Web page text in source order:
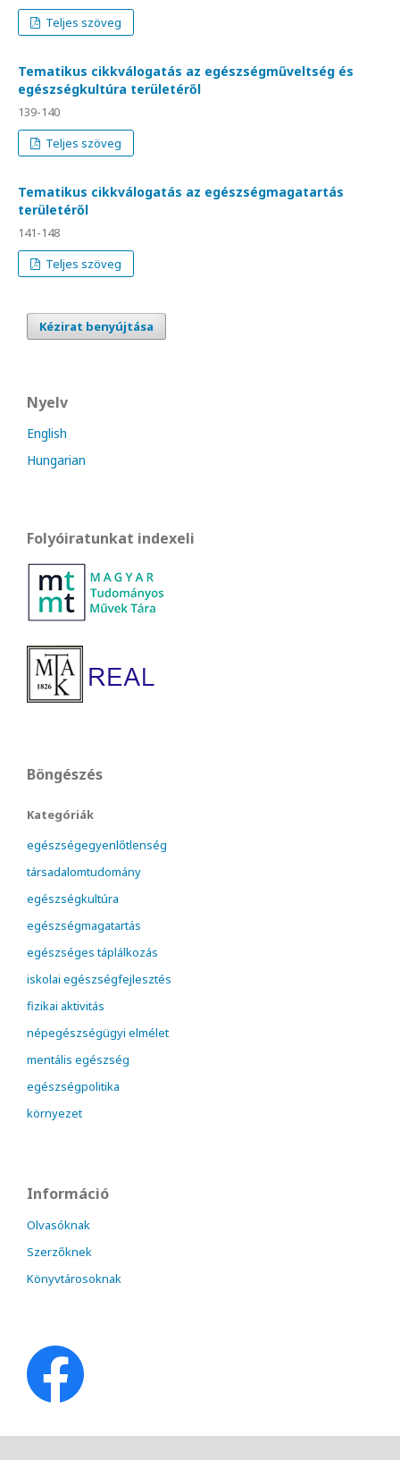
Teljes szöveg
Tematikus cikkválogatás az egészségműveltség és
egészségkultúra területéről
139-140
Teljes szöveg
Tematikus cikkválogatás az egészségmagatartás
területéről
141-148
Teljes szöveg
Kézirat benyújtása
Nyelv
English
Hungarian
Folyóiratunkat indexeli
Böngészés
Kategóriák
egészségegyenlőtlenség
társadalomtudomány
egészségkultúra
egészségmagatartás
egészséges táplálkozás
iskolai egészségfejlesztés
fizikai aktivitás
népegészségügyi elmélet
mentális egészség
egészségpolitika
környezet
Információ
Olvasóknak
Szerzőknek
Könyvtárosoknak